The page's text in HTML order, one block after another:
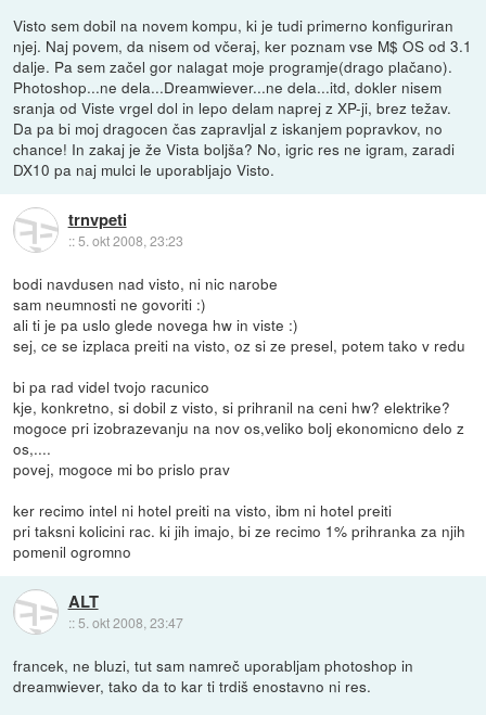
Visto sem dobil na novem kompu, ki je tudi primerno konfiguriran
njej. Naj povem, da nisem od včeraj, ker poznam vse M$ OS od 3.1
dalje. Pa sem začel gor nalagat moje programje(drago plačano).
Photoshop...ne dela...Dreamwiever...ne dela...itd, dokler nisem
sranja od Viste vrgel dol in lepo delam naprej z XP-ji, brez težav.
Da pa bi moj dragocen čas zapravljal z iskanjem popravkov, no
chance! In zakaj je že Vista boljša? No, igric res ne igram, zaradi
DX10 pa naj mulci le uporabljajo Visto.
trnvpeti
::5. okt 2008, 23:23
bodi navdusen nad visto, ni nic narobe
sam neumnosti ne govoriti :)
ali ti je pa uslo glede novega hw in viste :)
sej, ce se izplaca preiti na visto, oz si ze presel, potem tako v redu
bi pa rad videl tvojo racunico
kje, konkretno, si dobil z visto, si prihranil na ceni hw? elektrike?
mogoce pri izobrazevanju na nov os,veliko bolj ekonomicno delo z
os,....
povej, mogoce mi bo prislo prav
ker recimo intel ni hotel preiti na visto, ibm ni hotel preiti
pri taksni kolicini rac. ki jih imajo, bi ze recimo 1% prihranka za njih
pomenil ogromno
ALT
:: 5. okt 2008, 23:47
francek, ne bluzi, tut sam namreč uporabljam photoshop in
dreamwiever, tako da to kar ti trdiš enostavno ni res.